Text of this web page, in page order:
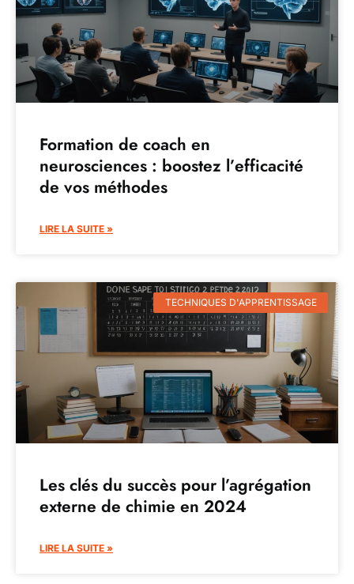
Formation de coach en
neurosciences : boostez l’efficacité
de vos méthodes
LIRE LA SUITE »
TECHNIQUES D'APPRENTISSAGE
Les clés du succès pour l’agrégation
externe de chimie en 2024
LIRE LA SUITE »